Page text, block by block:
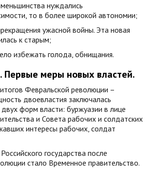
нуждались
то в более широкой автономии;
ужасной войны. Эта новая
к старым;
избежать голода, обнищания.
Первые меры новых властей.
Февральской революции –
двоевластия заключалась
форм власти: буржуазии в лице
и Совета рабочих и солдатских
интересы рабочих, солдат
государства после
стало Временное правительство.